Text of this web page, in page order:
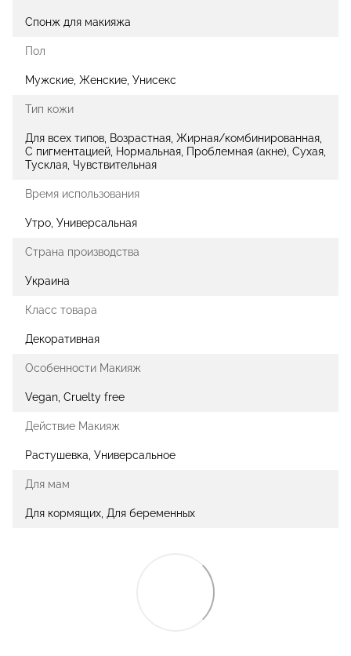
Спонж для макияжа
Пол
Мужские, Женские, Унисекс
Тип кожи
Для всех типов, Возрастная, Жирная/комбинированная,
С пигментацией, Нормальная, Проблемная (акне), Сухая,
Тусклая, Чувствительная
Время использования
Утро, Универсальная
Страна производства
Украина
Класс товара
Декоративная
Особенности Макияж
Vegan, Cruelty free
Действие Макияж
Растушевка, Универсальное
Для мам
Для кормящих, Для беременных